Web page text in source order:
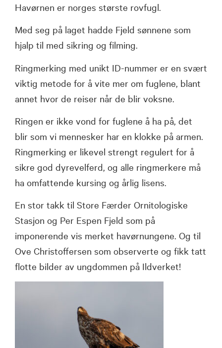
Havørnen er norges største rovfugl.
Med seg på laget hadde Fjeld sønnene som
hjalp til med sikring og filming.
Ringmerking med unikt ID-nummer er en svært
viktig metode for å vite mer om fuglene, blant
annet hvor de reiser når de blir voksne.
Ringen er ikke vond for fuglene å ha på, det
blir som vi mennesker har en klokke på armen.
Ringmerking er likevel strengt regulert for å
sikre god dyrevelferd, og alle ringmerkere må
ha omfattende kursing og årlig lisens.
En stor takk til Store Færder Ornitologiske
Stasjon og Per Espen Fjeld som på
imponerende vis merket havørnungene. Og til
Ove Christoffersen som observerte og fikk tatt
flotte bilder av ungdommen på Ildverket!